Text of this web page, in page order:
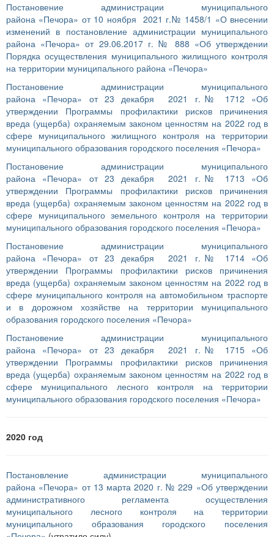
Постановение администрации муниципального
района «Печора» от 10 ноября 2021 г.№ 1458/1 «О внесении
изменений в постановление администрации муниципального
района «Печора» от 29.06.2017 г. № 888 «Об утверждении
Порядка осуществления муниципального жилищного контроля
на территории муниципального района «Печора»
Постановение администрации муниципального
района «Печора» от 23 декабря 2021 г.№ 1712 «Об
утверждении Программы профилактики рисков причинения
вреда (ущерба) охраняемым законом ценностям на 2022 год в
сфере муниципального жилищного контроля на территории
муниципального образования городского поселения «Печора»
Постановение администрации муниципального
района «Печора» от 23 декабря 2021 г.№ 1713 «Об
утверждении Программы профилактики рисков причинения
вреда (ущерба) охраняемым законом ценностям на 2022 год в
сфере муниципального земельного контроля на территории
муниципального образования городского поселения «Печора»
Постановение администрации муниципального
района «Печора» от 23 декабря 2021 г.№ 1714 «Об
утверждении Программы профилактики рисков причинения
вреда (ущерба) охраняемым законом ценностям на 2022 год в
сфере муниципального контроля на автомобильном траспорте
и в дорожном хозяйстве на территории муниципального
образования городского поселения «Печора»
Постановение администрации муниципального
района «Печора» от 23 декабря 2021 г.№ 1715 «Об
утверждении Программы профилактики рисков причинения
вреда (ущерба) охраняемым законом ценностям на 2022 год в
сфере муниципального лесного контроля на территории
муниципального образования городского поселения «Печора»
2020 год
Постановление администрации муниципального
района «Печора» от 13 марта 2020 г. № 229 «Об утверждении
административного регламента осуществления
муниципального лесного контроля на территории
муниципального образования городского поселения